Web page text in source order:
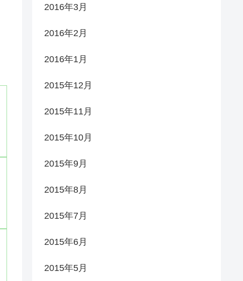
2016年3月
2016年2月
2016年1月
2015年12月
2015年11月
2015年10月
2015年9月
2015年8月
2015年7月
2015年6月
2015年5月